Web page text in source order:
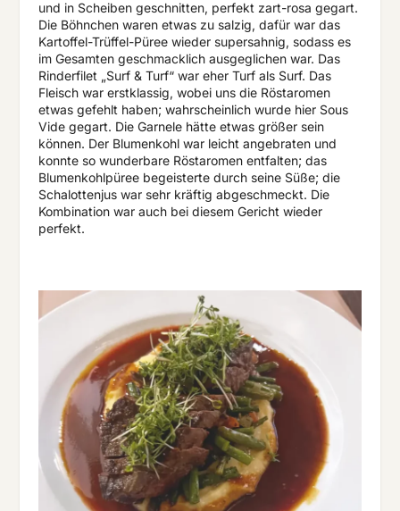
und in Scheiben geschnitten, perfekt zart-rosa gegart.
Die Böhnchen waren etwas zu salzig, dafür war das
Kartoffel-Trüffel-Püree wieder supersahnig, sodass es
im Gesamten geschmacklich ausgeglichen war. Das
Rinderfilet „Surf & Turf“ war eher Turf als Surf. Das
Fleisch war erstklassig, wobei uns die Röstaromen
etwas gefehlt haben; wahrscheinlich wurde hier Sous
Vide gegart. Die Garnele hätte etwas größer sein
können. Der Blumenkohl war leicht angebraten und
konnte so wunderbare Röstaromen entfalten; das
Blumenkohlpüree begeisterte durch seine Süße; die
Schalottenjus war sehr kräftig abgeschmeckt. Die
Kombination war auch bei diesem Gericht wieder
perfekt.